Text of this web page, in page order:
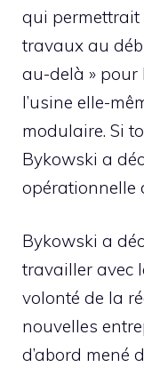
qui
travaux au
au-delà » pour
l’usine elle-
modulaire. Si
Bykowski a
opérationnelle
Bykowski a
travailler avec
volonté de la
nouvelles
d’abord mené